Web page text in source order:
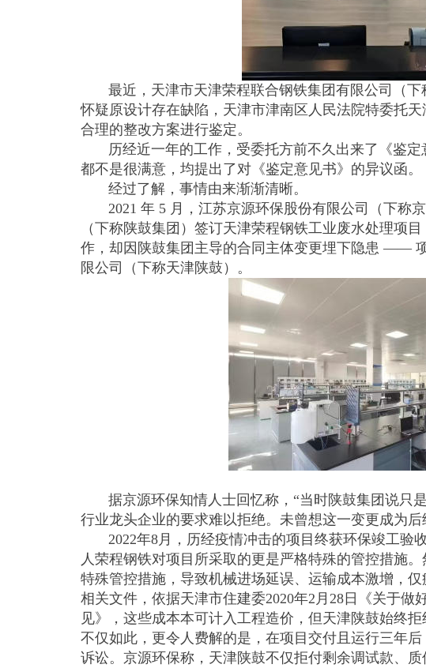
最近，天津市天津荣程联合钢铁集团有限公司（下
怀疑原设计存在缺陷，天津市津南区人民法院特委托
合理的整改方案进行鉴定。
历经近一年的工作，受委托方前不久出来了《鉴定
都不是很满意，均提出了对《鉴定意见书》的异议函。
经过了解，事情由来渐渐清晰。
2021 年 5 月，江苏京源环保股份有限公司（下称京
（下称陕鼓集团）签订天津荣程钢铁工业废水处理项
作，却因陕鼓集团主导的合同主体变更埋下隐患 ——
限公司（下称天津陕鼓）。
据京源环保知情人士回忆称，“当时陕鼓集团说只
行业龙头企业的要求难以拒绝。未曾想这一变更成为
2022年8月，历经疫情冲击的项目终获环保竣工验
人荣程钢铁对项目所采取的更是严格特殊的管控措施
特殊管控措施，导致机械进场延误、运输成本激增，
相关文件，依据天津市住建委2020年2月28日《关于做
见》，这些成本本可计入工程造价，但天津陕鼓始终拒
不仅如此，更令人费解的是，在项目交付且运行三年
诉讼。京源环保称，天津陕鼓不仅拒付剩余调试款、